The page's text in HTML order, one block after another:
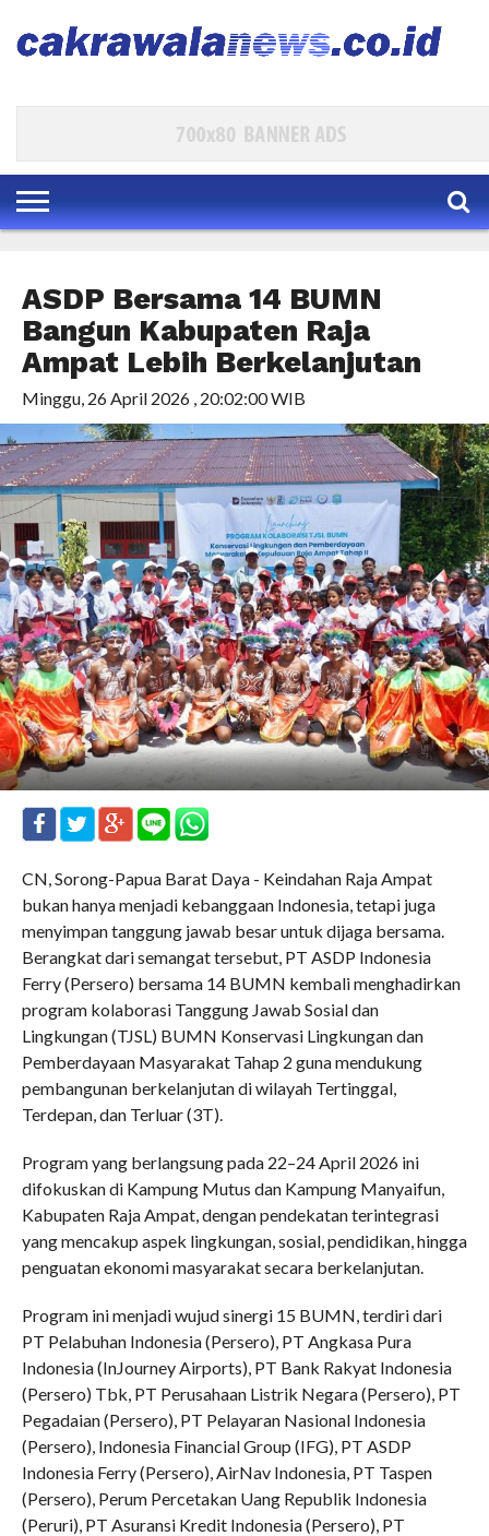
ASDP Bersama 14 BUMN
Bangun Kabupaten Raja
Ampat Lebih Berkelanjutan
Minggu, 26 April 2026 , 20:02:00 WIB
CN, Sorong-Papua Barat Daya - Keindahan Raja Ampat
bukan hanya menjadi kebanggaan Indonesia, tetapi juga
menyimpan tanggung jawab besar untuk dijaga bersama.
Berangkat dari semangat tersebut, PT ASDP Indonesia
Ferry (Persero) bersama 14 BUMN kembali menghadirkan
program kolaborasi Tanggung Jawab Sosial dan
Lingkungan (TJSL) BUMN Konservasi Lingkungan dan
Pemberdayaan Masyarakat Tahap 2 guna mendukung
pembangunan berkelanjutan di wilayah Tertinggal,
Terdepan, dan Terluar (3T).
Program yang berlangsung pada 22–24 April 2026 ini
difokuskan di Kampung Mutus dan Kampung Manyaifun,
Kabupaten Raja Ampat, dengan pendekatan terintegrasi
yang mencakup aspek lingkungan, sosial, pendidikan, hingga
penguatan ekonomi masyarakat secara berkelanjutan.
Program ini menjadi wujud sinergi 15 BUMN, terdiri dari
PT Pelabuhan Indonesia (Persero), PT Angkasa Pura
Indonesia (InJourney Airports), PT Bank Rakyat Indonesia
(Persero) Tbk, PT Perusahaan Listrik Negara (Persero), PT
Pegadaian (Persero), PT Pelayaran Nasional Indonesia
(Persero), Indonesia Financial Group (IFG), PT ASDP
Indonesia Ferry (Persero), AirNav Indonesia, PT Taspen
(Persero), Perum Percetakan Uang Republik Indonesia
(Peruri), PT Asuransi Kredit Indonesia (Persero), PT